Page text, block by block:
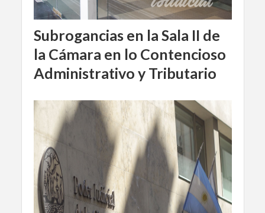
Subrogancias en la Sala II de
la Cámara en lo Contencioso
Administrativo y Tributario